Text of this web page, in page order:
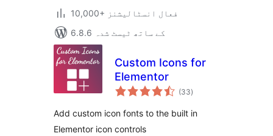
10,000+ فعال انسٹالیشنز
6.8.6 کے ساتھ ٹیسٹ شدہ
Custom Icons for
Elementor
(33مجموعی
درجہ
)
Add custom icon fonts to the built in
Elementor icon controls